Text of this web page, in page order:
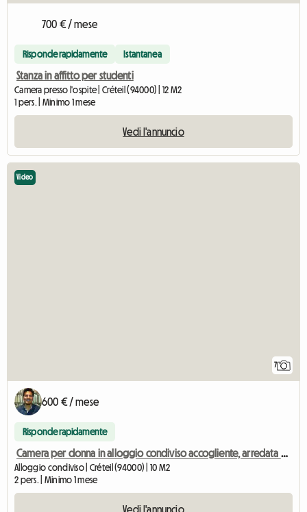
700 € / mese
Risponde rapidamente Istantanea
Stanza in affitto per studenti
Camera presso l'ospite | Créteil (94000) | 12 M2
1 pers. | Minimo 1 mese
Vedi l'annuncio
7
Video
600 € / mese
Risponde rapidamente
Camera per donna in alloggio condiviso accogliente, arredata di fronte all'UPEC Créteil
Alloggio condiviso | Créteil (94000) | 10 M2
2 pers. | Minimo 1 mese
Vedi l'annuncio